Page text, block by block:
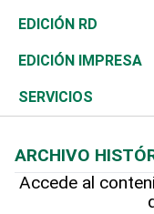
Ocenanía
Caribe
Resto del mundo
Telecom.
Global y variable
Economía personal
Sociales
Novedades
Podcast Arte Libre
Hablando con el
Tenis
Olimpismo
Más deportes
Línea de hit
El Espía
Noticiero Poteleche
Columnistas
Más firmas
Historia
Martes de tecnología
Cambio climático
Revista
Deportes
Opinión
Hecho en casa
EDICIÓN RD
EDICIÓN IMPRESA
SERVICIOS
Cumpleaños
ARCHIVO
Accede al